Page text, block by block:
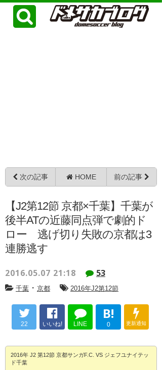
次の記事 HOME 前の記事
【J2第12節 京都×千葉】千葉が
後半ATの近藤同点弾で劇的ド
ロー 逃げ切り失敗の京都は3
連勝逃す
2016.05.07 21:18 53
千葉 ・ 京都 2016年J2第12節
22 いいね! LINE
B!
0 更新通知
2016年 J2 第12節 京都サンガF.C. VS ジェフユナイテッ
ド千葉